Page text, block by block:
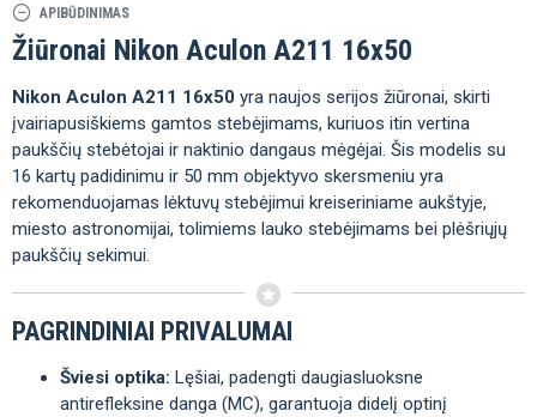
APIBŪDINIMAS
Žiūronai Nikon Aculon A211 16x50
Nikon Aculon A211 16x50 yra naujos serijos žiūronai, skirti
įvairiapusiškiems gamtos stebėjimams, kuriuos itin vertina
paukščių stebėtojai ir naktinio dangaus mėgėjai. Šis modelis su
16 kartų padidinimu ir 50 mm objektyvo skersmeniu yra
rekomenduojamas lėktuvų stebėjimui kreiseriniame aukštyje,
miesto astronomijai, tolimiems lauko stebėjimams bei plėšriųjų
paukščių sekimui.
PAGRINDINIAI PRIVALUMAI
Šviesi optika: Lęšiai, padengti daugiasluoksne
antirefleksine danga (MC), garantuoja didelį optinį